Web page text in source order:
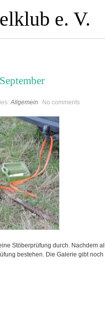
e. V.
Allgemein No comments
Stöberprüfung durch. Nachdem
bestehen. Die Galerie gibt